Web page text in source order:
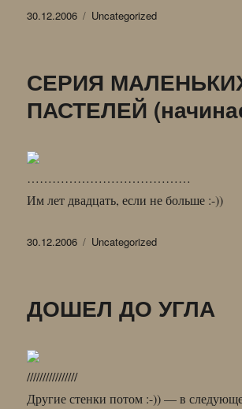
Опубликовано
30.12.2006 Рубрики
Uncategorized
СЕРИЯ
ПАСТЕЛЕЙ
…………………………………
Им лет двадцать, если не больше :-))
Опубликовано
30.12.2006 Рубрики
Uncategorized
ДОШЕЛ ДО УГЛА
////////////////
Другие стенки потом :-)) — в